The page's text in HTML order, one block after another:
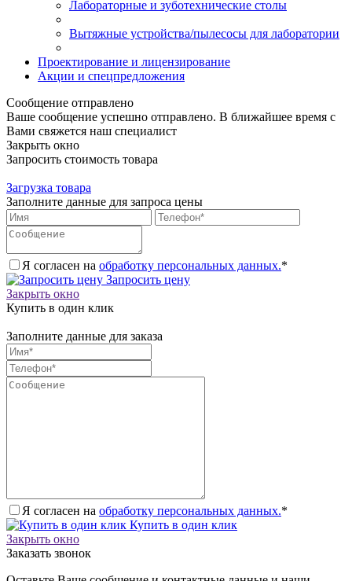
Лабораторные и зуботехнические столы
Вытяжные устройства/пылесосы для лаборатории
Проектирование и лицензирование
Акции и спецпредложения
Сообщение отправлено
Ваше сообщение успешно отправлено. В ближайшее время с
Вами свяжется наш специалист
Закрыть окно
Запросить стоимость товара
Загрузка товара
Заполните данные для запроса цены
Я согласен на обработку персональных данных.*
Запросить цену
Закрыть окно
Купить в один клик
Заполните данные для заказа
Я согласен на обработку персональных данных.*
Купить в один клик
Закрыть окно
Заказать звонок